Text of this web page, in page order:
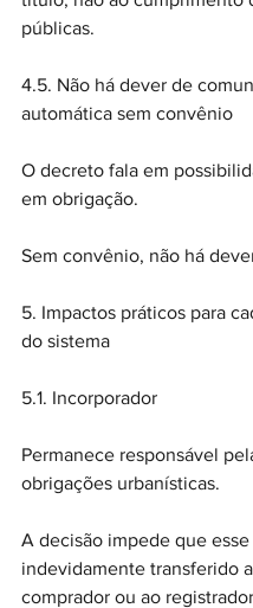
públicas.
4.5. Não há dever de
automática sem convênio
O decreto fala em
em obrigação.
Sem convênio, não há
5. Impactos práticos para
do sistema
5.1. Incorporador
Permanece responsável
obrigações urbanísticas.
A decisão impede que
indevidamente transferido
comprador ou ao